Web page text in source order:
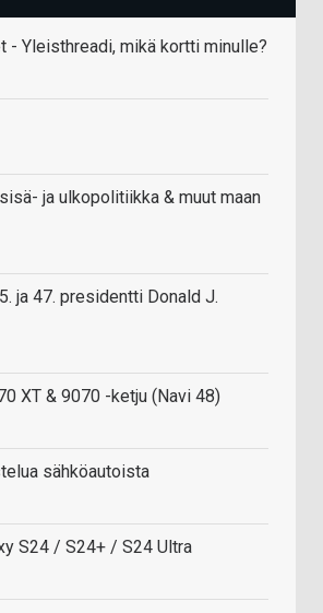
- Yleisthreadi, mikä kortti minulle?
ja ulkopolitiikka & muut maan
ja 47. presidentti Donald J.
XT & 9070 -ketju (Navi 48)
sähköautoista
S24 / S24+ / S24 Ultra